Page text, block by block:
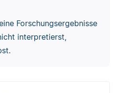
Forschungsergebnisse
interpretierst,